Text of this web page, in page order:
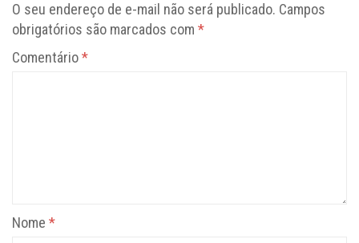
O seu endereço de e-mail não será publicado. Campos
obrigatórios são marcados com *
Comentário*
Nome *